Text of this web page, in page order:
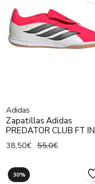
Adidas
Zapatillas Adidas
PREDATOR CLUB FT IN
SALA J Rojo
38,50€ 55,0€
30%